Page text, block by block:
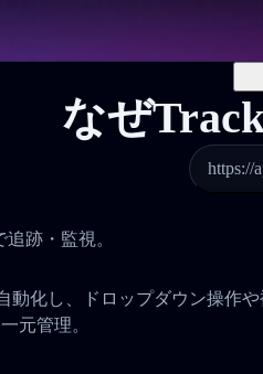
なぜ
https://
跡・監視。
動化し、ドロップダウン操作
元管理。